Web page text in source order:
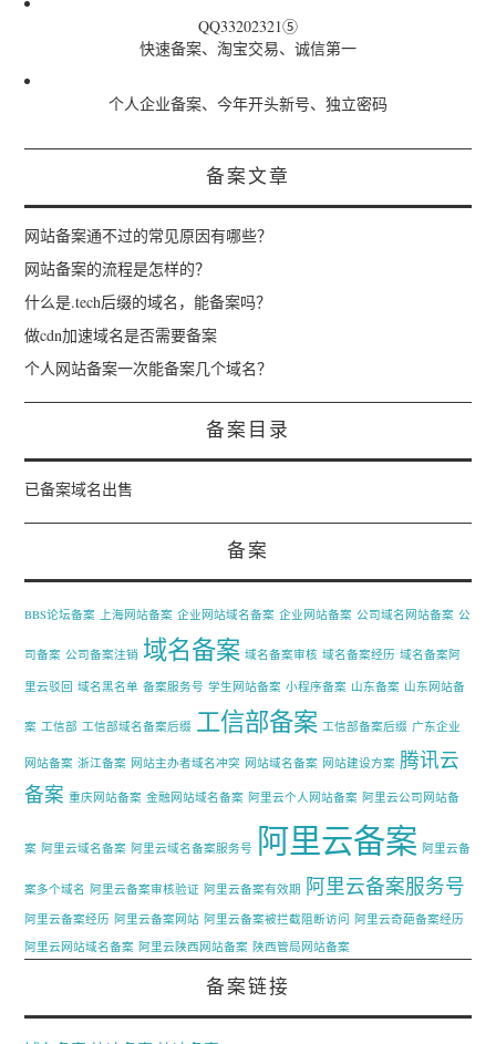
QQ33202321⑤
快速备案、淘宝交易、诚信第一
个人企业备案、今年开头新号、独立密码
备案文章
网站备案通不过的常见原因有哪些？
网站备案的流程是怎样的？
什么是.tech后缀的域名，能备案吗？
做cdn加速域名是否需要备案
个人网站备案一次能备案几个域名？
备案目录
已备案域名出售
备案
BBS论坛备案 上海网站备案 企业网站域名备案 企业网站备案 公司域名网站备案 公
司备案 公司备案注销 域名备案 域名备案审核 域名备案经历 域名备案阿
里云驳回 域名黑名单 备案服务号 学生网站备案 小程序备案 山东备案 山东网站备
案 工信部 工信部域名备案后缀 工信部备案 工信部备案后缀 广东企业
网站备案 浙江备案 网站主办者域名冲突 网站域名备案 网站建设方案 腾讯云
备案 重庆网站备案 金融网站域名备案 阿里云个人网站备案 阿里云公司网站备
案 阿里云域名备案 阿里云域名备案服务号 阿里云备案 阿里云备
案多个域名 阿里云备案审核验证 阿里云备案有效期 阿里云备案服务号
阿里云备案经历 阿里云备案网站 阿里云备案被拦截阻断访问 阿里云奇葩备案经历
阿里云网站域名备案 阿里云陕西网站备案 陕西管局网站备案
备案链接